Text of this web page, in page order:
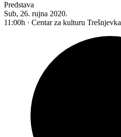
Predstava
Sub, 26. rujna 2020.
11:00h · Centar za kulturu Trešnjevka